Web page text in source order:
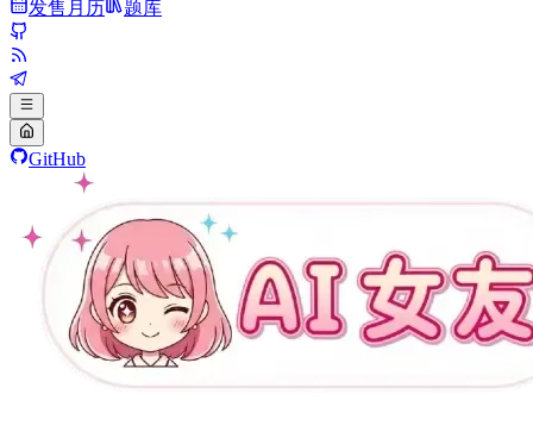
发售月历
题库
GitHub